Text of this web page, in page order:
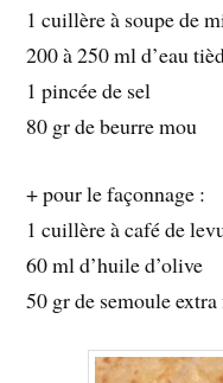
1 cuillère à soupe de
200 à 250 ml d’eau
1 pincée de sel
80 gr de beurre mou
+ pour le façonnage :
1 cuillère à café de
60 ml d’huile d’olive
50 gr de semoule